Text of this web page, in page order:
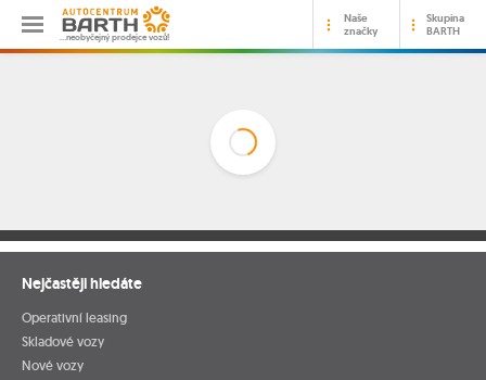
…neobyčejný prodejce vozů!
Naše
značky
Skupina
BARTH
Nejčastěji hledáte
Operativní leasing
Skladové vozy
Nové vozy